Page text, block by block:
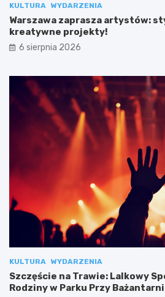
KULTURA WYDARZENIA
Warszawa zaprasza artystów:
kreatywne projekty!
6 sierpnia 2026
KULTURA WYDARZENIA
Szczęście na Trawie: Lalkowy
Rodziny w Parku Przy Bażantarni